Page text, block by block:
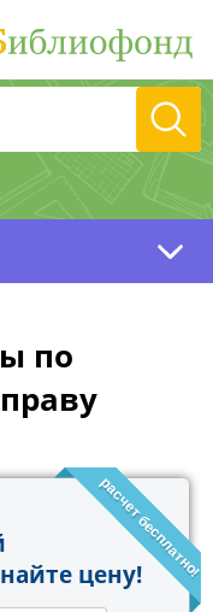
по
расчет бесплатно!
цену!